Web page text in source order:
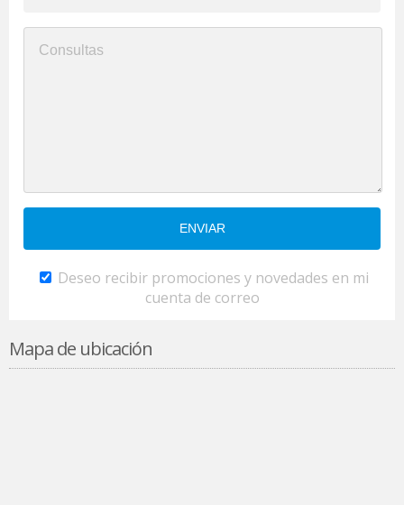
Deseo recibir promociones y novedades en mi
cuenta de correo
Mapa de ubicación